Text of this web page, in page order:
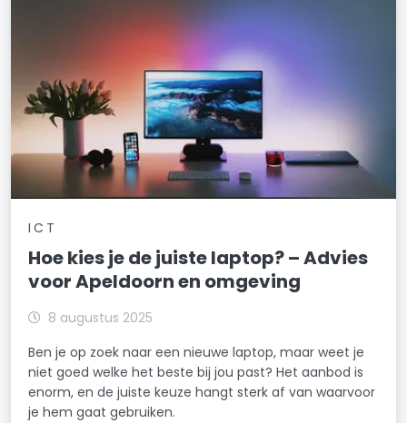
ICT
Hoe kies je de juiste laptop? – Advies
voor Apeldoorn en omgeving
8 augustus 2025
Ben je op zoek naar een nieuwe laptop, maar weet je
niet goed welke het beste bij jou past? Het aanbod is
enorm, en de juiste keuze hangt sterk af van waarvoor
je hem gaat gebruiken.